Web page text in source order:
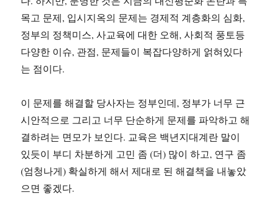
목고 문제, 입시지옥의 문제는 경제적 계층화의 심화,
정부의 정책미스, 사교육에 대한 오해, 사회적 풍토등
다양한 이슈, 관점, 문제들이 복잡다양하게 얽혀있다
는 점이다.
이 문제를 해결할 당사자는 정부인데, 정부가 너무 근
시안적으로 그리고 너무 단순하게 문제를 파악하고 해
결하려는 면모가 보인다. 교육은 백년지대계란 말이
있듯이 부디 차분하게 고민 좀 (더) 많이 하고, 연구 좀
(엄청나게) 확실하게 해서 제대로 된 해결책을 내놓았
으면 좋겠다.